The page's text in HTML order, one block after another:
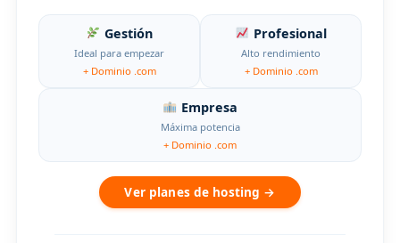
Gestión
Ideal para empezar
+ Dominio .com
Profesional
Alto rendimiento
+ Dominio .com
Empresa
Máxima potencia
+ Dominio .com
Ver planes de hosting →